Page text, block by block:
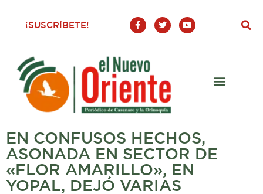
¡SUSCRÍBETE!
F
a
c
o
o
-
T
w
i
Y
o
u
EN CONFUSOS HECHOS,
ASONADA EN SECTOR DE
«FLOR AMARILLO», EN
YOPAL, DEJÓ VARIAS